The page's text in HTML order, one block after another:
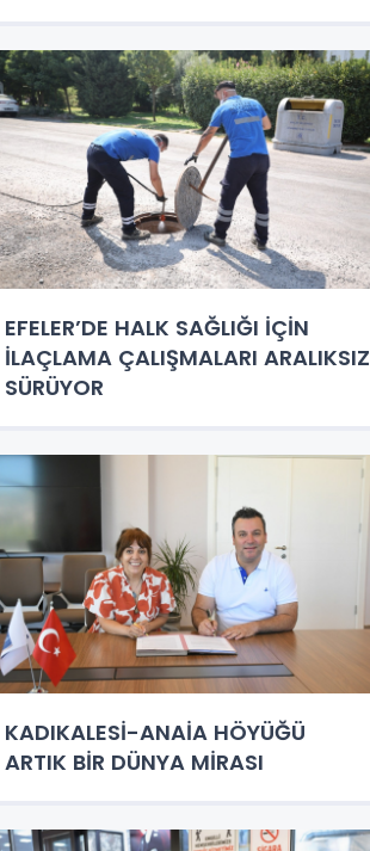
EFELER’DE HALK SAĞLIĞI İÇİN
İLAÇLAMA ÇALIŞMALARI ARALIKSIZ
SÜRÜYOR
KADIKALESİ-ANAİA HÖYÜĞÜ
ARTIK BİR DÜNYA MİRASI